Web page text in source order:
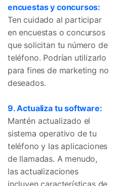
encuestas y concursos:
Ten cuidado al participar
en encuestas o concursos
que solicitan tu número de
teléfono. Podrían utilizarlo
para fines de marketing no
deseados.
9. Actualiza tu software:
Mantén actualizado el
sistema operativo de tu
teléfono y las aplicaciones
de llamadas. A menudo,
las actualizaciones
incluyen características de